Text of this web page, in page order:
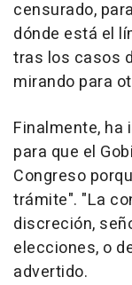
censurado,
dónde está el
tras los casos
mirando para
Finalmente, ha
para que el
Congreso
trámite". "La
discreción,
elecciones, o
advertido.